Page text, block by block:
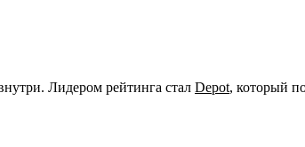
Лидером рейтинга стал Depot, который